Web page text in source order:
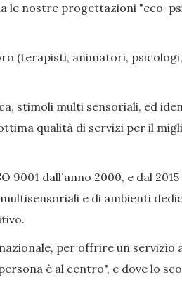
le nostre progettazioni "eco-
(terapisti, animatori,
stimoli multi sensoriali, ed
qualità di servizi per il
dall´anno 2000, e dal
e di ambienti
per offrire un servizio
è al centro", e dove lo